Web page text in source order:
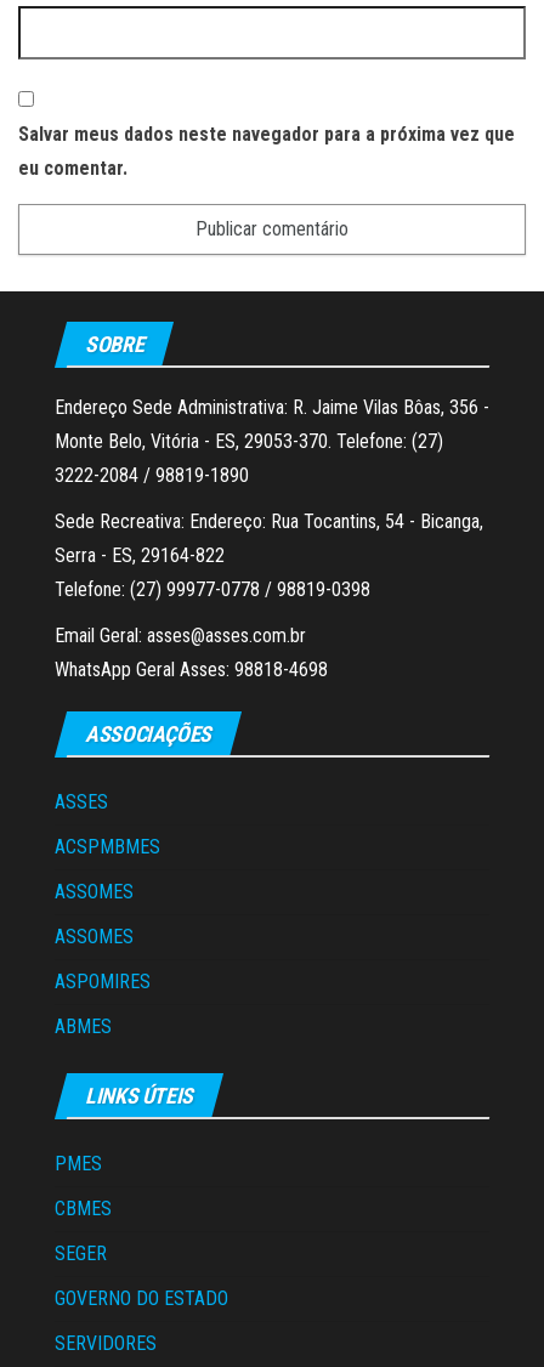
Salvar meus dados neste navegador para a próxima vez que
eu comentar.
SOBRE
Endereço Sede Administrativa: R. Jaime Vilas Bôas, 356 -
Monte Belo, Vitória - ES, 29053-370. Telefone: (27)
3222-2084 / 98819-1890
Sede Recreativa: Endereço: Rua Tocantins, 54 - Bicanga,
Serra - ES, 29164-822
Telefone: (27) 99977-0778 / 98819-0398
Email Geral: asses@asses.com.br
WhatsApp Geral Asses: 98818-4698
ASSOCIAÇÕES
ASSES
ACSPMBMES
ASSOMES
ASSOMES
ASPOMIRES
ABMES
LINKS ÚTEIS
PMES
CBMES
SEGER
GOVERNO DO ESTADO
SERVIDORES